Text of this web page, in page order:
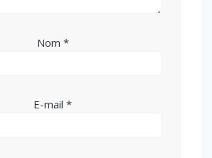
Nom *
E-mail *